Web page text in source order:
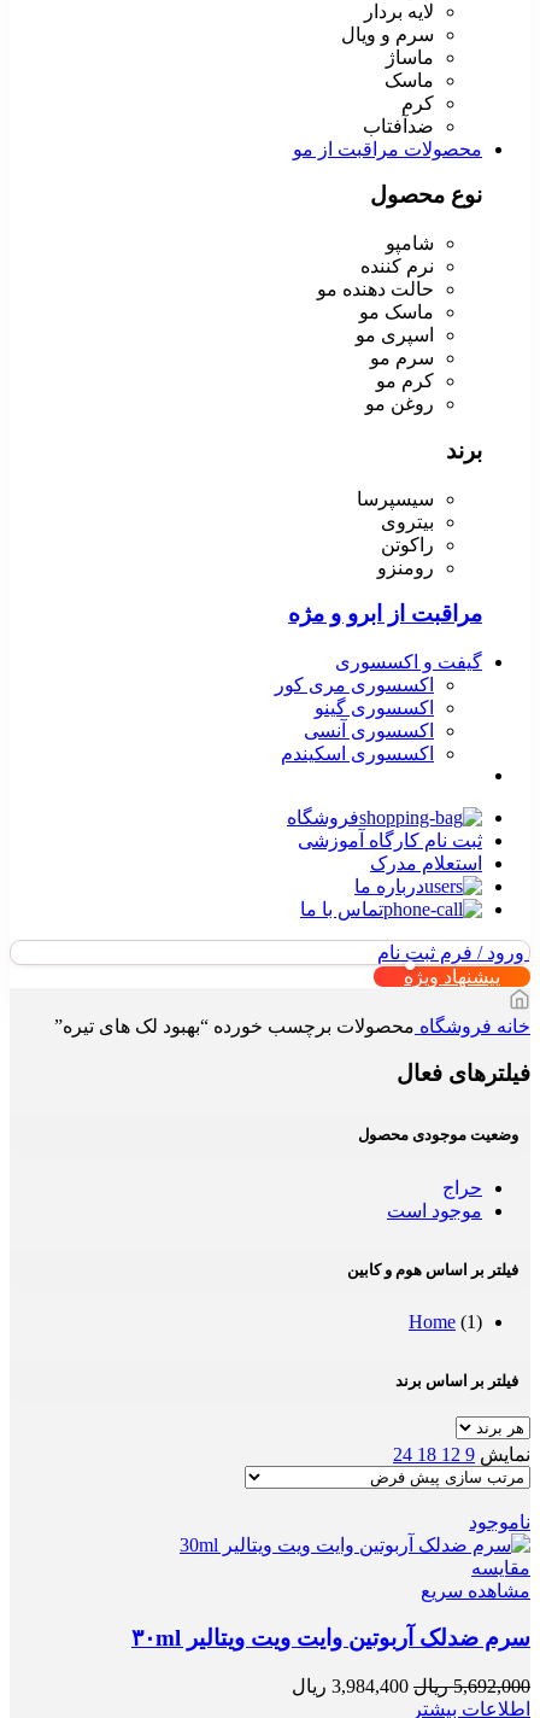
لایه بردار
سرم و ویال
ماساژ
ماسک
کرم
ضدآفتاب
محصولات مراقبت از مو
نوع محصول
شامپو
نرم کننده
حالت دهنده مو
ماسک مو
اسپری مو
سرم مو
کرم مو
روغن مو
برند
سیسپرسا
بیتروی
راکوتن
رومنزو
مراقبت از ابرو و مژه
گیفت و اکسسوری
اکسسوری مری کور
اکسسوری گینو
اکسسوری آنسی
اکسسوری اسکیندم
فروشگاه
ثبت نام کارگاه آموزشی
استعلام مدرک
درباره ما
تماس با ما
ورود / فرم ثبت نام
پیشنهاد ویژه
خانه فروشگاه محصولات برچسب خورده “بهبود لک های تیره”
فیلترهای فعال
وضعیت موجودی محصول
حراج
موجود است
فیلتر بر اساس هوم و کابین
Home (1)
فیلتر بر اساس برند
نمایش 9
12
18
24
ناموجود
مقایسه
مشاهده سریع
سرم ضدلک آربوتین وایت ویت ویتالیر ۳۰ml
5,692,000 ریال 3,984,400 ریال
اطلاعات بیشتر